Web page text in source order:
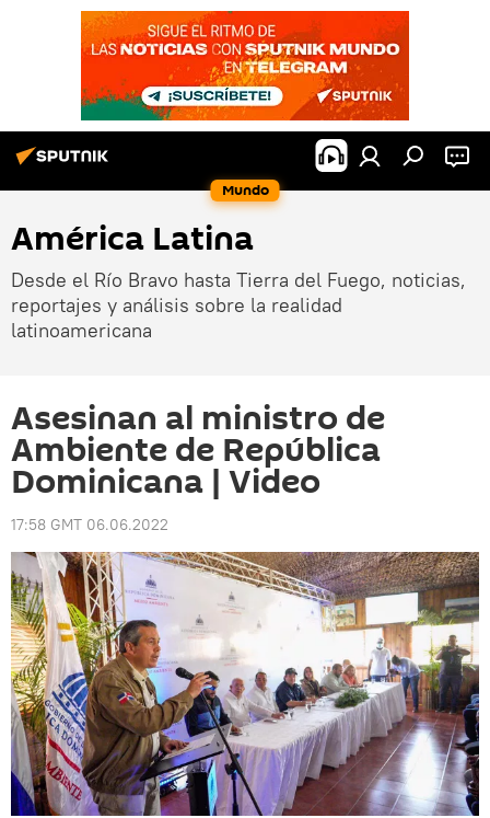
Mundo
América Latina
Desde el Río Bravo hasta Tierra del Fuego, noticias,
reportajes y análisis sobre la realidad
latinoamericana
Asesinan al ministro de
Ambiente de República
Dominicana | Video
17:58 GMT 06.06.2022